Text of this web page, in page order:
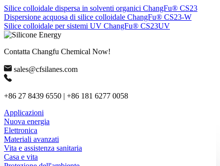
Silice colloidale dispersa in solventi organici ChangFu® CS23
Dispersione acquosa di silice colloidale ChangFu® CS23-W
Silice colloidale per sistemi UV ChangFu® CS23UV
Contatta Changfu Chemical Now!
sales@cfsilanes.com
+86 27 8439 6550 | +86 181 6277 0058
Applicazioni
Nuova energia
Elettronica
Materiali avanzati
Vita e assistenza sanitaria
Casa e vita